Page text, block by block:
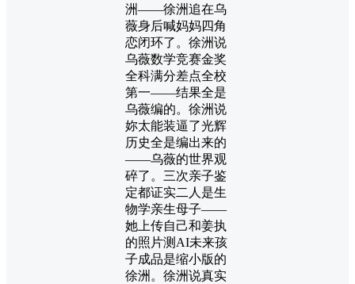
洲——徐洲追在乌
薇身后喊妈妈四角
恋闭环了。徐洲说
乌薇数学竞赛金奖
全科满分差点全校
第一——结果全是
乌薇编的。徐洲说
妳太能装逼了光辉
历史全是编出来的
——乌薇的世界观
碎了。三次亲子鉴
定都证实二人是生
物学亲生母子——
她上传自己和姜执
的照片测AI未来孩
子成品是缩小版的
徐洲。徐洲说真实